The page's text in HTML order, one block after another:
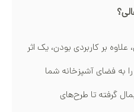
بر کاربردی بودن، یک اثر
به فضای آشپزخانه شما
گرفته تا طرح‌های